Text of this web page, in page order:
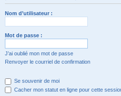
Nom d’utilisateur :
Mot de passe :
J’ai oublié mon mot de passe
Renvoyer le courriel de confirmation
Se souvenir de moi
Cacher mon statut en ligne pour cette